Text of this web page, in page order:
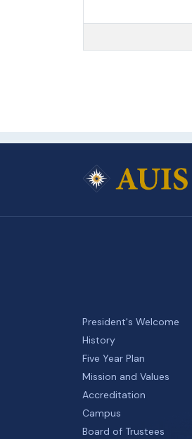
President's Welcome
History
Five Year Plan
Mission and Values
Accreditation
Campus
Board of Trustees